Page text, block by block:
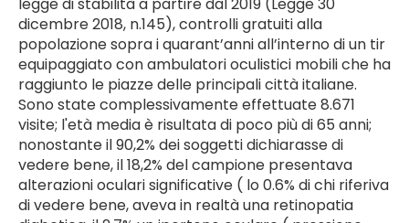
dicembre 2018, n.145), controlli gratuiti alla
popolazione sopra i quarant’anni all’interno di un tir
equipaggiato con ambulatori oculistici mobili che ha
raggiunto le piazze delle principali città italiane.
Sono state complessivamente effettuate 8.671
visite; l'età media è risultata di poco più di 65 anni;
nonostante il 90,2% dei soggetti dichiarasse di
vedere bene, il 18,2% del campione presentava
alterazioni oculari significative ( lo 0.6% di chi riferiva
di vedere bene, aveva in realtà una retinopatia